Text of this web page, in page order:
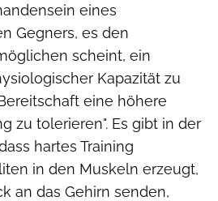
eines
Gegners, es den
scheint, ein
Kapazität zu
eine höhere
zu tolerieren". Es gibt in der
hartes Training
in den Muskeln erzeugt,
an das Gehirn senden,